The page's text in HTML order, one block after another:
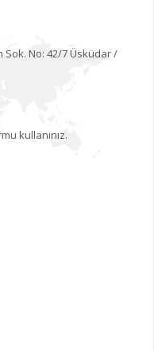
Sok. No: 42/7 Üsküdar /
kullanınız.